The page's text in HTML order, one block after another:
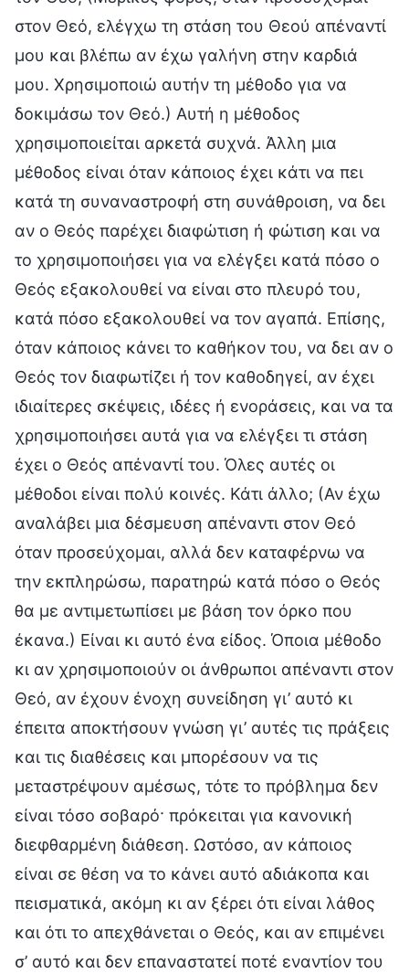
στον Θεό, ελέγχω τη στάση του Θεού απέναντί
μου και βλέπω αν έχω γαλήνη στην καρδιά
μου. Χρησιμοποιώ αυτήν τη μέθοδο για να
δοκιμάσω τον Θεό.) Αυτή η μέθοδος
χρησιμοποιείται αρκετά συχνά. Άλλη μια
μέθοδος είναι όταν κάποιος έχει κάτι να πει
κατά τη συναναστροφή στη συνάθροιση, να δει
αν ο Θεός παρέχει διαφώτιση ή φώτιση και να
το χρησιμοποιήσει για να ελέγξει κατά πόσο ο
Θεός εξακολουθεί να είναι στο πλευρό του,
κατά πόσο εξακολουθεί να τον αγαπά. Επίσης,
όταν κάποιος κάνει το καθήκον του, να δει αν ο
Θεός τον διαφωτίζει ή τον καθοδηγεί, αν έχει
ιδιαίτερες σκέψεις, ιδέες ή ενοράσεις, και να τα
χρησιμοποιήσει αυτά για να ελέγξει τι στάση
έχει ο Θεός απέναντί του. Όλες αυτές οι
μέθοδοι είναι πολύ κοινές. Κάτι άλλο; (Αν έχω
αναλάβει μια δέσμευση απέναντι στον Θεό
όταν προσεύχομαι, αλλά δεν καταφέρνω να
την εκπληρώσω, παρατηρώ κατά πόσο ο Θεός
θα με αντιμετωπίσει με βάση τον όρκο που
έκανα.) Είναι κι αυτό ένα είδος. Όποια μέθοδο
κι αν χρησιμοποιούν οι άνθρωποι απέναντι στον
Θεό, αν έχουν ένοχη συνείδηση γι’ αυτό κι
έπειτα αποκτήσουν γνώση γι’ αυτές τις πράξεις
και τις διαθέσεις και μπορέσουν να τις
μεταστρέψουν αμέσως, τότε το πρόβλημα δεν
είναι τόσο σοβαρό· πρόκειται για κανονική
διεφθαρμένη διάθεση. Ωστόσο, αν κάποιος
είναι σε θέση να το κάνει αυτό αδιάκοπα και
πεισματικά, ακόμη κι αν ξέρει ότι είναι λάθος
και ότι το απεχθάνεται ο Θεός, και αν επιμένει
σ’ αυτό και δεν επαναστατεί ποτέ εναντίον του